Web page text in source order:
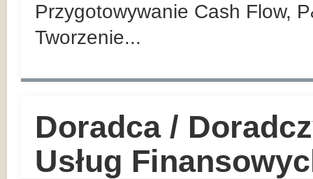
Przygotowywanie Cash Flow,
Tworzenie...
Doradca /
Usług